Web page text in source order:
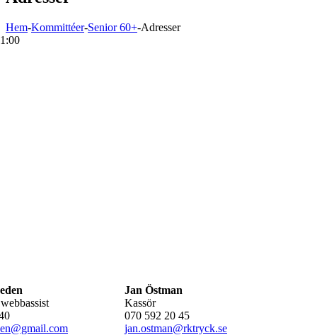
Hem-Kommittéer-Senior 60+-Adresser
Jan Östman
Kassör
070 592 20 45
jan.ostman@rktryck.se